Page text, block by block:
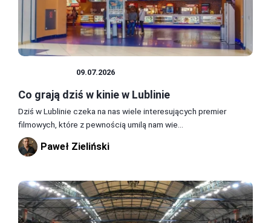
09.07.2026
Co grają dziś w kinie w Lublinie
Dziś w Lublinie czeka na nas wiele interesujących premier
filmowych, które z pewnością umilą nam wie...
Paweł Zieliński